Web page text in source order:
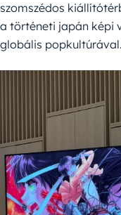
szomszédos
a történeti japán képi
globális popkultúrával.